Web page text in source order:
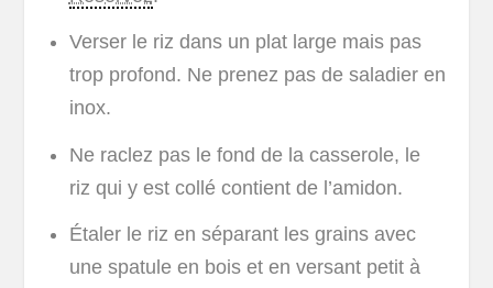
Verser le riz dans un plat large mais pas
trop profond. Ne prenez pas de saladier en
inox.
Ne raclez pas le fond de la casserole, le
riz qui y est collé contient de l’amidon.
Étaler le riz en séparant les grains avec
une spatule en bois et en versant petit à